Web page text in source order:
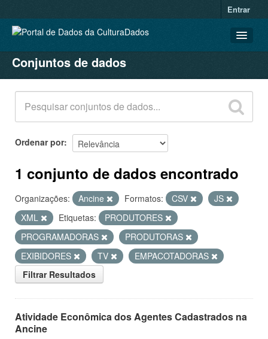
Entrar
CONJUNTOS DE DADOS
ORGANIZAÇÕES
GRUPOS
SOBRE
Conjuntos de dados
Ordenar por
1 conjunto de dados encontrado
Organizações: Ancine Formatos: CSV
JS
XML
Etiquetas:
PRODUTORES
PROGRAMADORAS
PRODUTORAS
EXIBIDORES
TV
EMPACOTADORAS
Filtrar Resultados
Atividade Econômica dos Agentes Cadastrados na
Ancine